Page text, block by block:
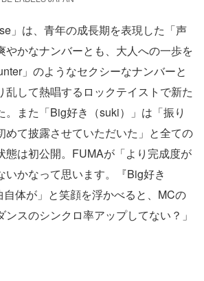
」は、青年の成長期を表現した「声
やかなナンバーとも、大人への一歩を
」のようなセクシーなナンバーと
乱して熱唱するロックテイストで新た
。また「Big好き（suki）」は「振り
めて披露させていただいた」と全ての
態は初公開。FUMAが「より完成度が
いかなって思います。『Big好き
自体が」と笑顔を浮かべると、MCの
スのシンクロ率アップしてない？」